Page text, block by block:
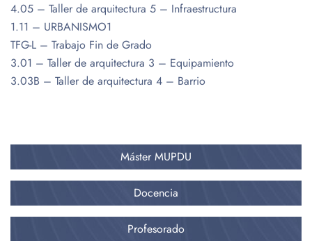
4.05 – Taller de arquitectura 5 – Infraestructura
1.11 – URBANISMO1
TFG-L – Trabajo Fin de Grado
3.01 – Taller de arquitectura 3 – Equipamiento
3.03B – Taller de arquitectura 4 – Barrio
Máster MUPDU
Docencia
Profesorado